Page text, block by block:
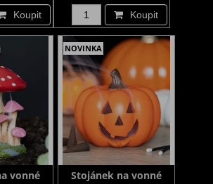
Koupit Koupit
vonné
NOVINKA
Stojánek na vonné